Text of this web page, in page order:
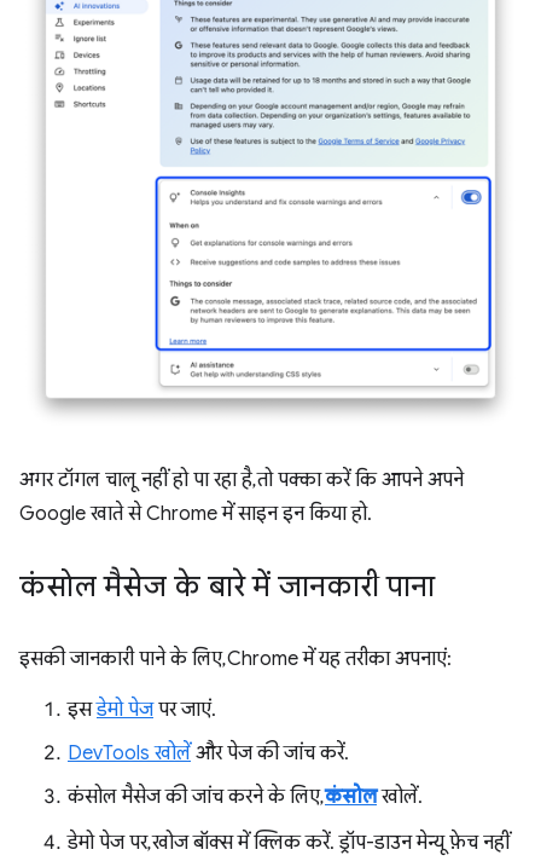
अगर टॉगल चालू नहीं हो पा रहा है, तो पक्का करें कि आपने अपने
Google खाते से Chrome में साइन इन किया हो.
कंसोल मैसेज के बारे में जानकारी पाना
इसकी जानकारी पाने के लिए, Chrome में यह तरीका अपनाएं:
इसडेमो पेजपर जाएं.
DevTools खोलेंऔर पेज की जांच करें.
कंसोल मैसेज की जांच करने के लिए,कंसोलखोलें.
डेमो पेज पर, खोज बॉक्स में क्लिक करें. ड्रॉप-डाउन मेन्यू फ़ेच नहीं